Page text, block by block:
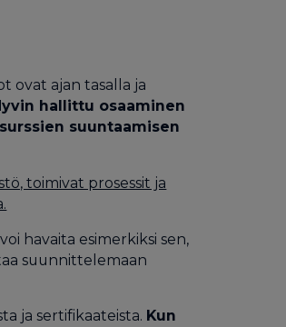
ovat ajan tasalla ja
hallittu osaaminen
suuntaamisen
toimivat prosessit ja
havaita esimerkiksi sen,
suunnittelemaan
ja sertifikaateista. Kun